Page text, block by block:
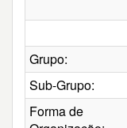
Grupo:
Sub-Grupo:
Forma de